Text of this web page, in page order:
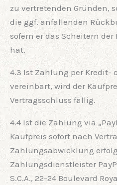
zu vertretenden Gründen,
die ggf. anfallenden
sofern er das Scheitern
hat.
4.3 Ist Zahlung per Kredit-
vereinbart, wird der
Vertragsschluss fällig.
4.4 Ist die Zahlung via
Kaufpreis sofort nach
Zahlungsabwicklung
Zahlungsdienstleister
S.C.A., 22-24 Boulevard